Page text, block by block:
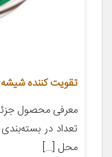
تقویت کننده شیشه بالابر
محل […]